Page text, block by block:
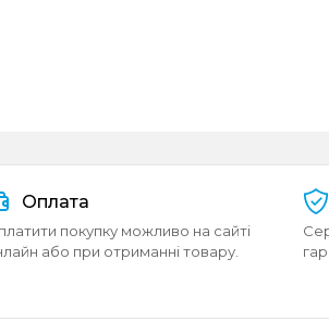
Оплата
покупку можливо на сайті
або при отриманні товару.